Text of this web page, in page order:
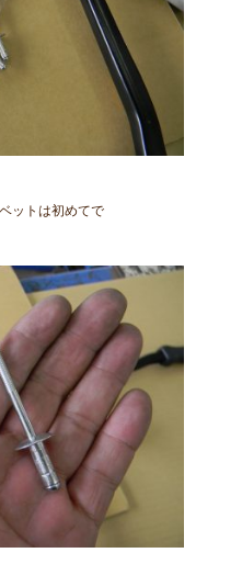
ットは初めてで